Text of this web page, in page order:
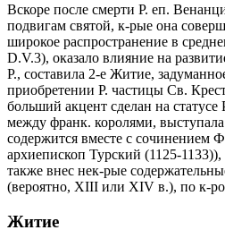
Вскоре после смерти Р. еп.
подвигам святой, к-рые она
широкое распространение в
D.V.3), оказало влияние на
Р., составила 2-е Житие,
приобретении Р. частицы Св.
больший акцент сделан на
между франк. королями,
содержится вместе с сочинением
архиепископ Турский (1125-
также внес нек-рые
(вероятно, XIII или XIV в.), по к-
Житие